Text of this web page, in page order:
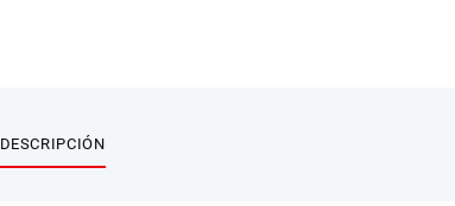
DESCRIPCIÓN